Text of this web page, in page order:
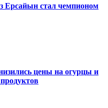
Ерсайын стал чемпионом
цены на огурцы и